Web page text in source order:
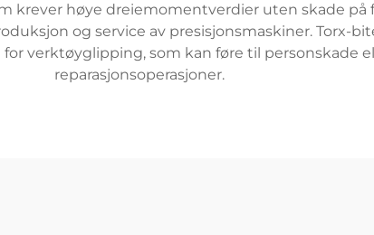
krever høye dreiemomentverdier uten skade
og service av presisjonsmaskiner. Torx-
verktøyglipping, som kan føre til personskade
reparasjonsoperasjoner.